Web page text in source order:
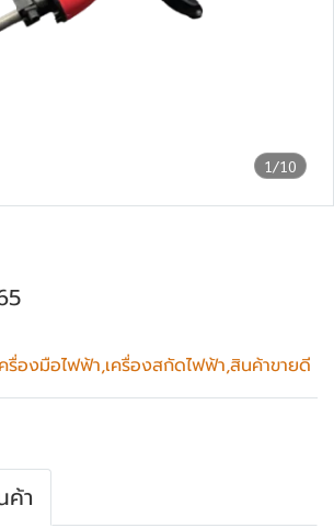
1/10
รื่องมือไฟฟ้า,เครื่องสกัดไฟฟ้า,สินค้าขายดี
ค้า